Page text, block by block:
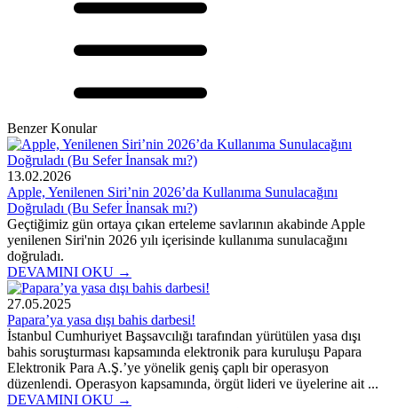
Benzer Konular
13.02.2026
Apple, Yenilenen Siri’nin 2026’da Kullanıma Sunulacağını
Doğruladı (Bu Sefer İnansak mı?)
Geçtiğimiz gün ortaya çıkan erteleme savlarının akabinde Apple
yenilenen Siri'nin 2026 yılı içerisinde kullanıma sunulacağını
doğruladı.
DEVAMINI OKU →
27.05.2025
Papara’ya yasa dışı bahis darbesi!
İstanbul Cumhuriyet Başsavcılığı tarafından yürütülen yasa dışı
bahis soruşturması kapsamında elektronik para kuruluşu Papara
Elektronik Para A.Ş.’ye yönelik geniş çaplı bir operasyon
düzenlendi. Operasyon kapsamında, örgüt lideri ve üyelerine ait ...
DEVAMINI OKU →